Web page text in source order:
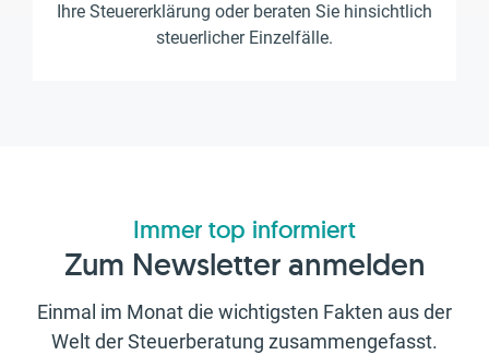
Ihre Steuererklärung oder beraten Sie hinsichtlich
steuerlicher Einzelfälle.
Immer top informiert
Zum Newsletter anmelden
Einmal im Monat die wichtigsten Fakten aus der
Welt der Steuerberatung zusammengefasst.